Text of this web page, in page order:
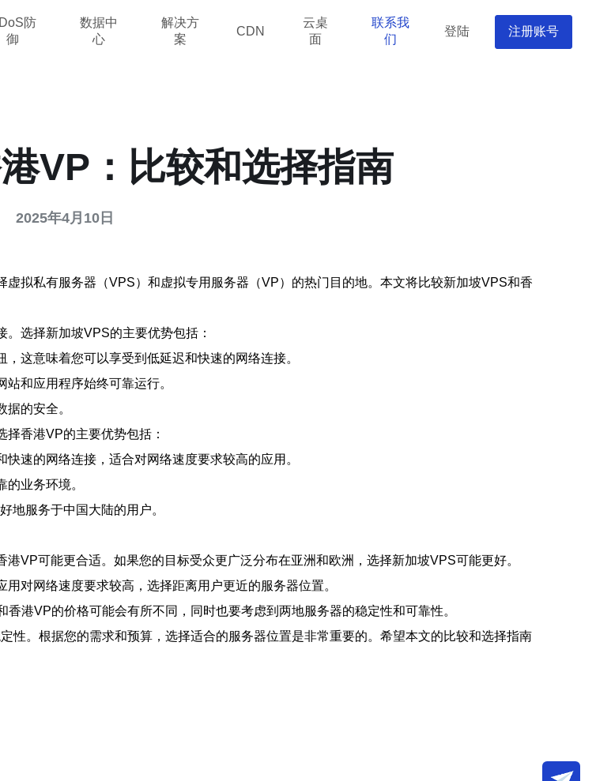
防
御
数据中
心
解决方
案
CDN
云桌
面
联系我
们
登陆 注册账号
VP：比较和选择指南
2025年4月10日
拟私有服务器（VPS）和虚拟专用服务器（VP）的热门目的地。本文将比较新加坡VPS和香
选择新加坡VPS的主要优势包括：
这意味着您可以享受到低延迟和快速的网络连接。
和应用程序始终可靠运行。
的安全。
香港VP的主要优势包括：
速的网络连接，适合对网络速度要求较高的应用。
业务环境。
地服务于中国大陆的用户。
VP可能更合适。如果您的目标受众更广泛分布在亚洲和欧洲，选择新加坡VPS可能更好。
对网络速度要求较高，选择距离用户更近的服务器位置。
港VP的价格可能会有所不同，同时也要考虑到两地服务器的稳定性和可靠性。
性。根据您的需求和预算，选择适合的服务器位置是非常重要的。希望本文的比较和选择指南